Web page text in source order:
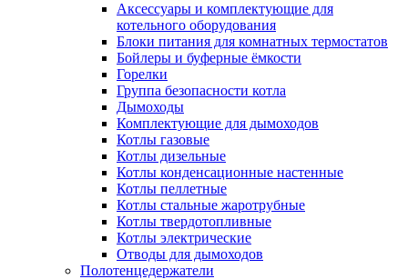
Аксессуары и комплектующие для
котельного оборудования
Блоки питания для комнатных термостатов
Бойлеры и буферные ёмкости
Горелки
Группа безопасности котла
Дымоходы
Комплектующие для дымоходов
Котлы газовые
Котлы дизельные
Котлы конденсационные настенные
Котлы пеллетные
Котлы стальные жаротрубные
Котлы твердотопливные
Котлы электрические
Отводы для дымоходов
Полотенцедержатели